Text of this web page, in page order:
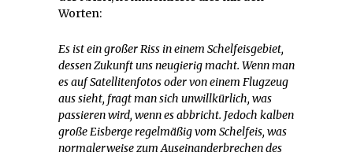
Worten:
Es ist ein großer Riss in einem Schelfeisgebiet,
dessen Zukunft uns neugierig macht. Wenn man
es auf Satellitenfotos oder von einem Flugzeug
aus sieht, fragt man sich unwillkürlich, was
passieren wird, wenn es abbricht. Jedoch kalben
große Eisberge regelmäßig vom Schelfeis, was
normalerweise zum Auseinanderbrechen des